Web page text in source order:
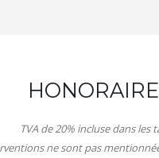
TVA de 20% incluse dans les
ne sont pas